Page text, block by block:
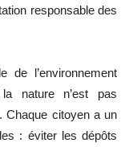
responsable des
de l’environnement
nature n’est pas
Chaque citoyen a un
: éviter les dépôts